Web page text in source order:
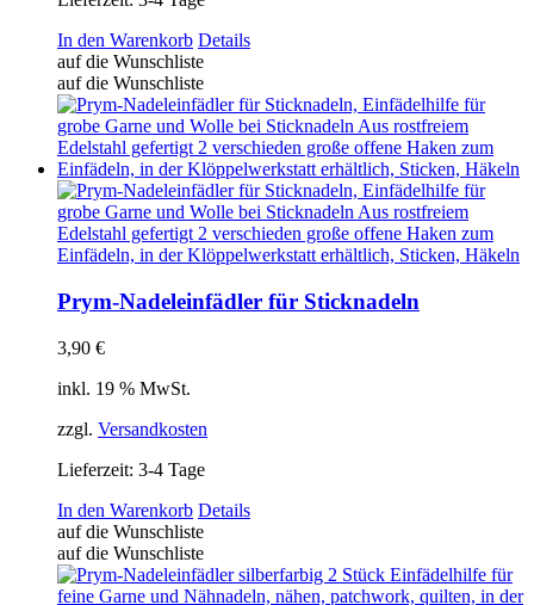
In den Warenkorb Details
auf die Wunschliste
auf die Wunschliste
Prym-Nadeleinfädler für Sticknadeln
3,90 €
inkl. 19 % MwSt.
zzgl. Versandkosten
Lieferzeit: 3-4 Tage
In den Warenkorb Details
auf die Wunschliste
auf die Wunschliste